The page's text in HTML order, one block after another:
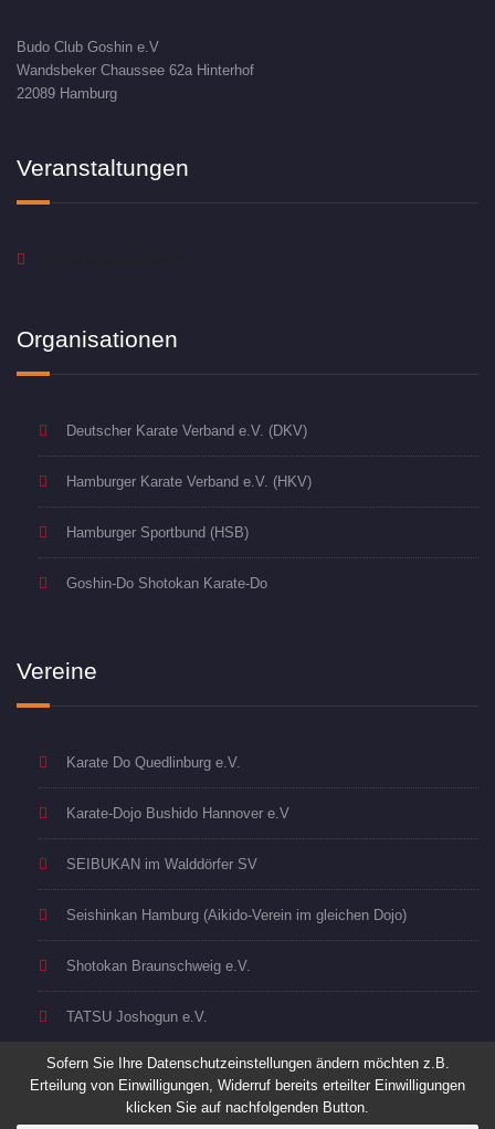
Budo Club Goshin e.V
Wandsbeker Chaussee 62a Hinterhof
22089 Hamburg
Veranstaltungen
Organisationen
Deutscher Karate Verband e.V. (DKV)
Hamburger Karate Verband e.V. (HKV)
Hamburger Sportbund (HSB)
Goshin-Do Shotokan Karate-Do
Vereine
Karate Do Quedlinburg e.V.
Karate-Dojo Bushido Hannover e.V
SEIBUKAN im Walddörfer SV
Seishinkan Hamburg (Aikido-Verein im gleichen Dojo)
Shotokan Braunschweig e.V.
TATSU Joshogun e.V.
Sofern Sie Ihre Datenschutzeinstellungen ändern möchten z.B.
Erteilung von Einwilligungen, Widerruf bereits erteilter Einwilligungen
klicken Sie auf nachfolgenden Button.